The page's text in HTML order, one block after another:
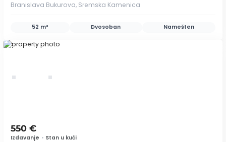
Branislava Bukurova, Sremska Kamenica
52 m² Dvosoban Namešten
ID 79528
550 €
Izdavanje • Stan u kući